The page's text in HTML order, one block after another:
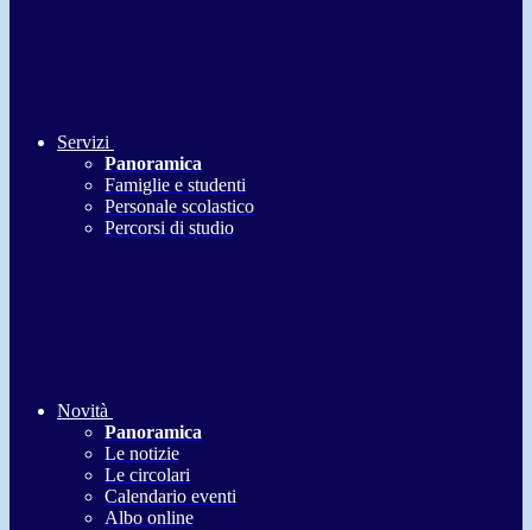
Servizi
Panoramica
Famiglie e studenti
Personale scolastico
Percorsi di studio
Novità
Panoramica
Le notizie
Le circolari
Calendario eventi
Albo online